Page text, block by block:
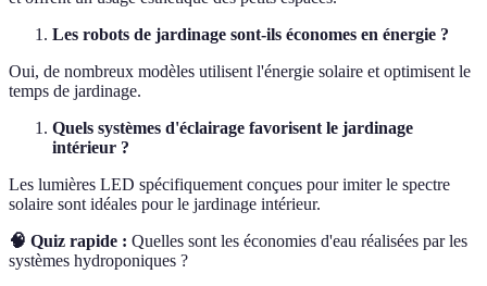
Les robots de jardinage sont-ils économes en énergie ?
Oui, de nombreux modèles utilisent l'énergie solaire et optimisent le
temps de jardinage.
Quels systèmes d'éclairage favorisent le jardinage
intérieur ?
Les lumières LED spécifiquement conçues pour imiter le spectre
solaire sont idéales pour le jardinage intérieur.
🧠 Quiz rapide : Quelles sont les économies d'eau réalisées par les
systèmes hydroponiques ?